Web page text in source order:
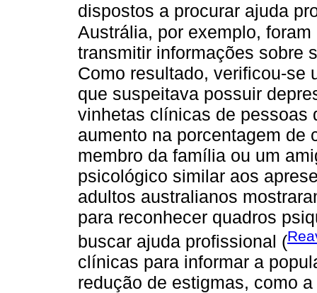
dispostos a procurar ajuda
Austrália, por exemplo,
transmitir informações sobre
Como resultado, verificou-se
que suspeitava possuir
vinhetas clínicas de pessoas
aumento na porcentagem de
membro da família ou um
psicológico similar aos
adultos australianos
para reconhecer quadros
buscar ajuda profissional (
clínicas para informar a
redução de estigmas, como